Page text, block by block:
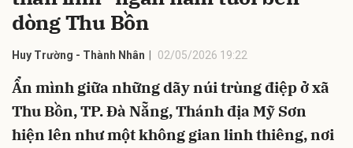
dòng Thu Bồn
Huy Trường - Thành Nhân 02/05/2026 19:22
Ẩn mình giữa những dãy núi trùng điệp ở xã
Thu Bồn, TP. Đà Nẵng, Thánh địa Mỹ Sơn
hiện lên như một không gian linh thiêng, nơi